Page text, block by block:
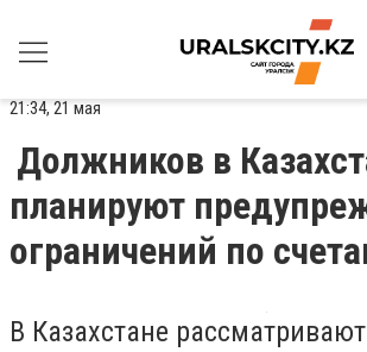
21:34, 21 мая
Должников в
планируют
ограничений по
В Казахстане